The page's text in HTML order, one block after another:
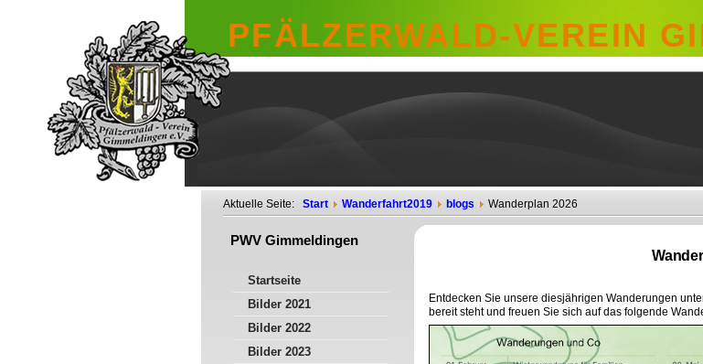
PFÄLZERWALD-VEREIN
Aktuelle Seite: Start Wanderfahrt2019 blogs Wanderplan 2026
Entdecken Sie unsere diesjährigen Wanderungen
bereit steht und freuen Sie sich auf das folgende
PWV Gimmeldingen
Startseite
Bilder 2021
Bilder 2022
Bilder 2023